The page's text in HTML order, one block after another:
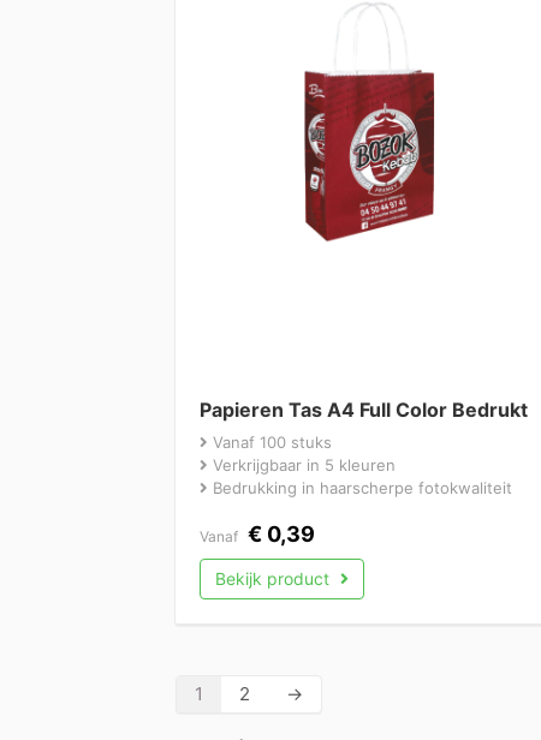
Papieren Tas A4 Full Color Bedrukt
Vanaf 100 stuks
Verkrijgbaar in 5 kleuren
Bedrukking in haarscherpe fotokwaliteit
Vanaf € 0,39
Bekijk product
1 2 →